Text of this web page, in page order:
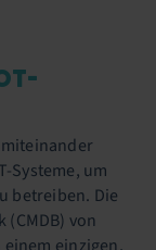
Systeme, um
betreiben. Die
von